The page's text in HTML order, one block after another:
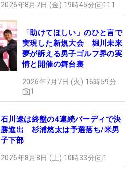
2026年8月7日 (金) 19時45分 111
「助けてほしい」のひと言で
実現した新規大会 堀川未来
夢が訴える男子ゴルフ界の実
情と開催の舞台裏
2026年7月7日 (火) 16時59分
1
石川遼は終盤の4連続バーディで決
勝進出 杉浦悠太は予選落ち/米男
子下部
2026年8月8日 (土) 10時33分 1